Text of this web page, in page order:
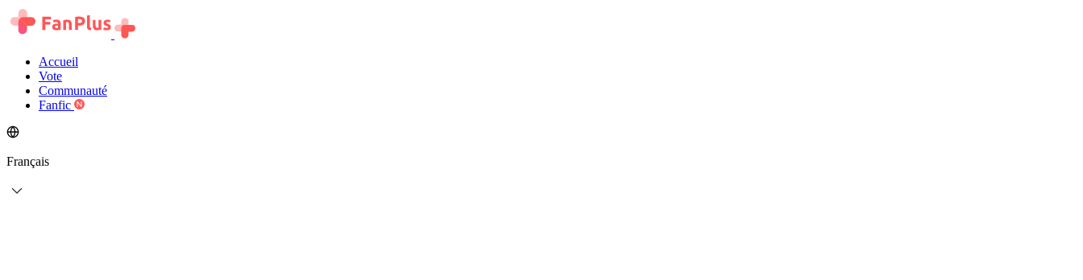
Accueil
Vote
Communauté
Fanfic
Français